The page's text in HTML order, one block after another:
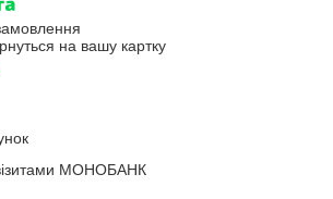
на вашу картку
МОНОБАНК